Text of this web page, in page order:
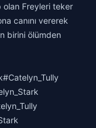
olan Freyleri teker
canını vererek
birini ölümden